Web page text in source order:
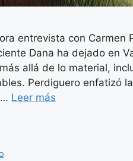
entrevista con
Dana ha dejado en
allá de lo material,
Perdiguero enfatizó
Leer más